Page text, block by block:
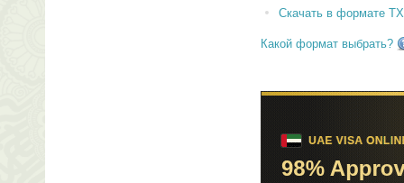
Скачать в формате
Какой формат выбрать?